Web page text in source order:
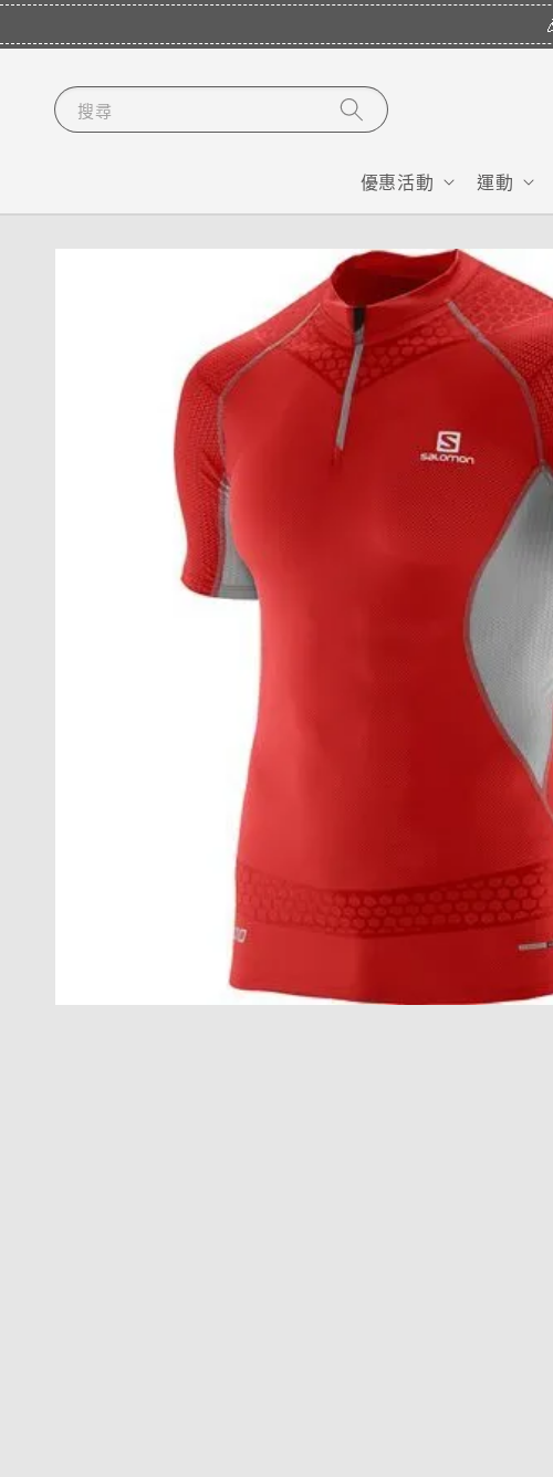
搜尋
優惠活動 運動